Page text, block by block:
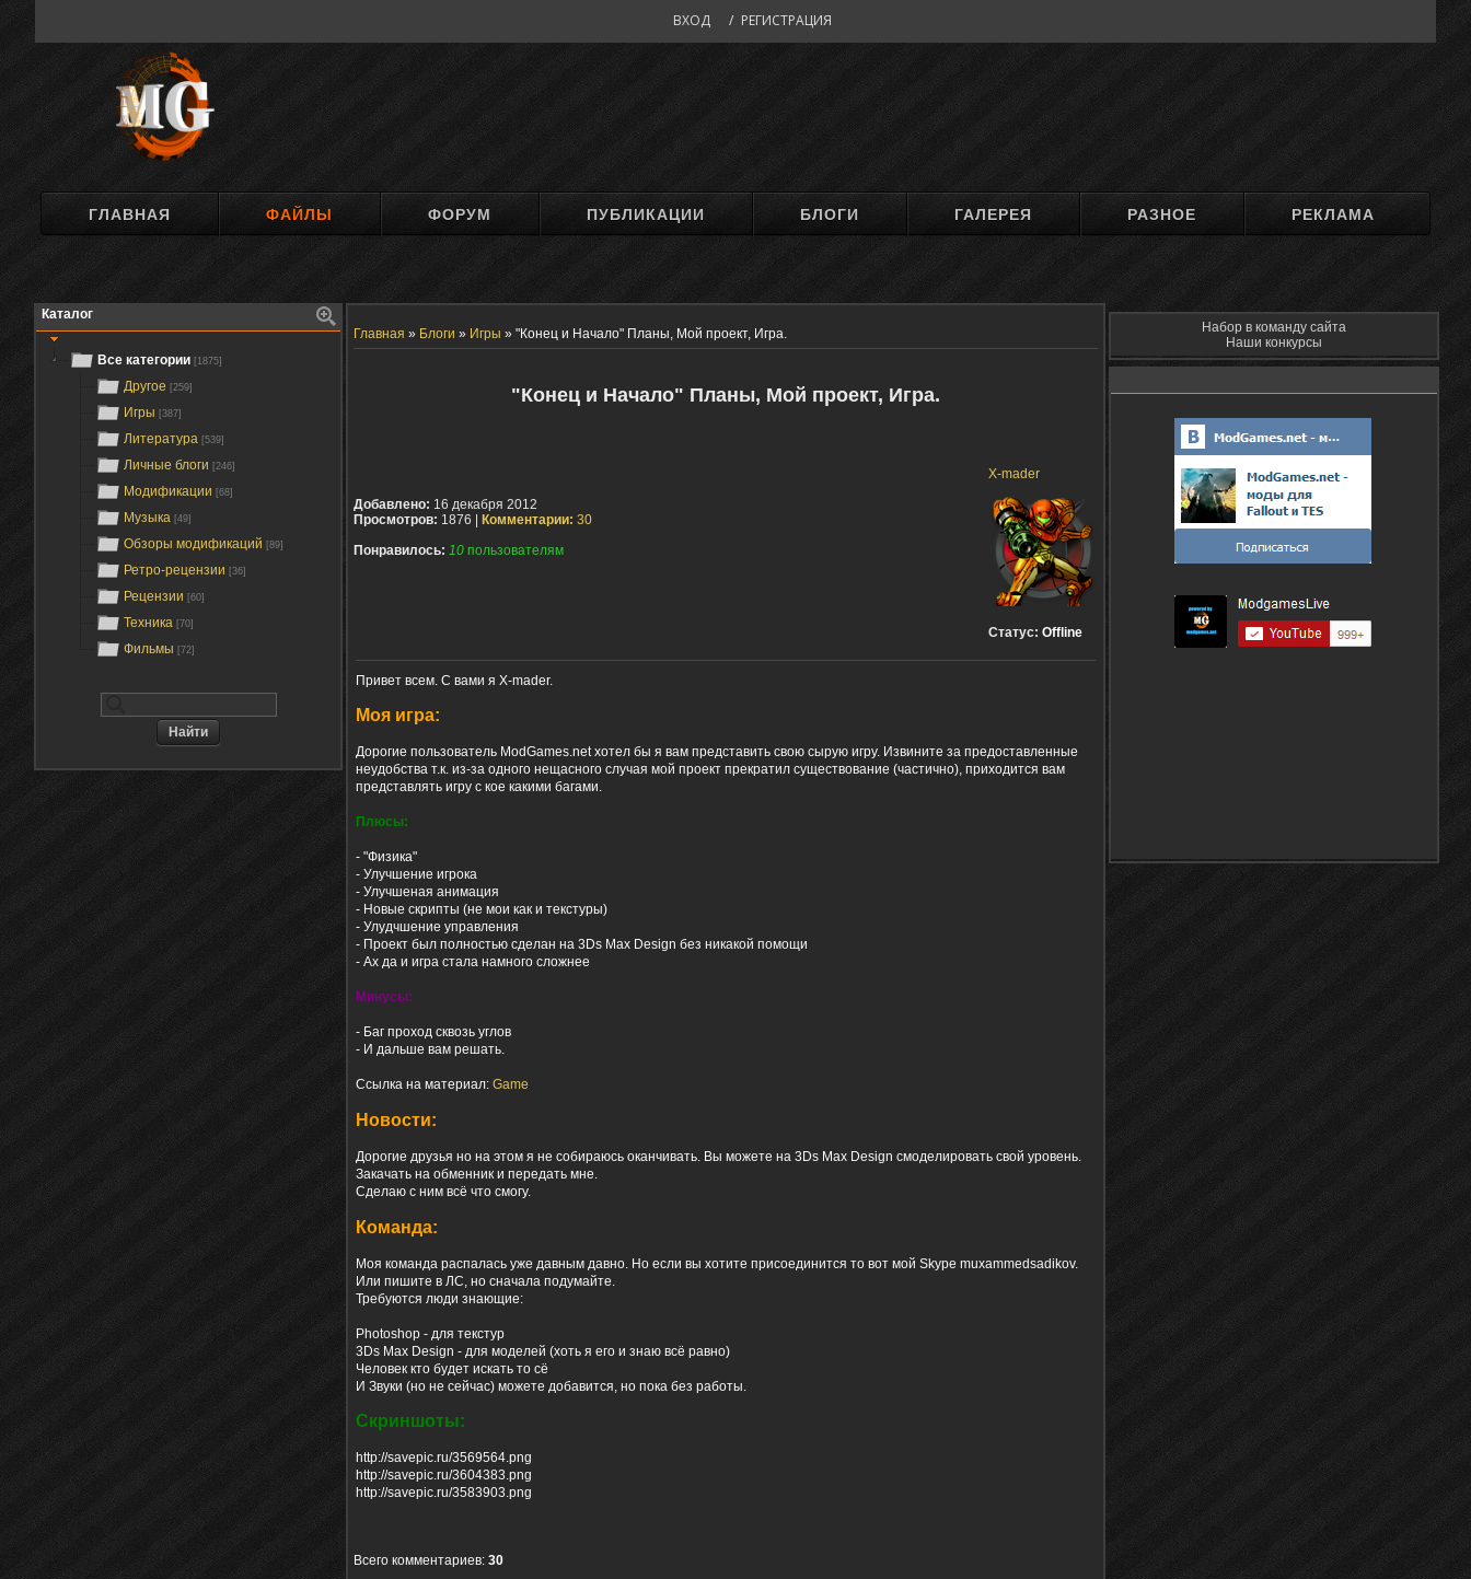
ВХОД / РЕГИСТРАЦИЯ
ГЛАВНАЯ ФАЙЛЫ ФОРУМ ПУБЛИКАЦИИ БЛОГИ ГАЛЕРЕЯ РАЗНОЕ РЕКЛАМА
Каталог
Все категории [1875]
Другое [259]
Игры [387]
Литература [539]
Личные блоги [246]
Модификации [68]
Музыка [49]
Обзоры модификаций [89]
Ретро-рецензии [36]
Рецензии [60]
Техника [70]
Фильмы [72]
Главная » Блоги » Игры » "Конец и Начало" Планы, Мой проект, Игра.
"Конец и Начало" Планы, Мой проект, Игра.
X-mader
Статус: Offline
Добавлено: 16 декабря 2012
Просмотров: 1876 | Комментарии: 30
Понравилось: 10 пользователям
Привет всем. С вами я X-mader.
Моя игра:
Дорогие пользователь ModGames.net хотел бы я вам представить свою сырую игру. Извините за предоставленные
неудобства т.к. из-за одного нещасного случая мой проект прекратил существование (частично), приходится вам
представлять игру с кое какими багами.
Плюсы:
- "Физика"
- Улучшение игрока
- Улучшеная анимация
- Новые скрипты (не мои как и текстуры)
- Улудчшение управления
- Проект был полностью сделан на 3Ds Max Design без никакой помощи
- Ах да и игра стала намного сложнее
Минусы:
- Баг проход сквозь углов
- И дальше вам решать.
Ссылка на материал: Game
Новости:
Дорогие друзья но на этом я не собираюсь оканчивать. Вы можете на 3Ds Max Design смоделировать свой уровень.
Закачать на обменник и передать мне.
Сделаю с ним всё что смогу.
Команда:
Моя команда распалась уже давным давно. Но если вы хотите присоединится то вот мой Skype muxammedsadikov.
Или пишите в ЛС, но сначала подумайте.
Требуются люди знающие:
Photoshop - для текстур
3Ds Max Design - для моделей (хоть я его и знаю всё равно)
Человек кто будет искать то сё
И Звуки (но не сейчас) можете добавится, но пока без работы.
Скриншоты:
http://savepic.ru/3569564.png
http://savepic.ru/3604383.png
http://savepic.ru/3583903.png
Всего комментариев: 30
Набор в команду сайта
Наши конкурсы